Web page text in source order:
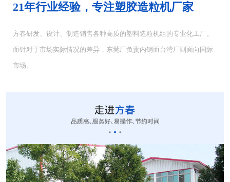
CUT-5塑料切粒机...
CUT-20立式切粒...
21年行业经验，专注塑胶造粒机厂家
方春研发、设计、制造销售各种高质的塑料造粒机组的专业化工厂。
而针对于市场实际情况的差异，东莞厂负责内销而台湾厂则面向国际
市场。